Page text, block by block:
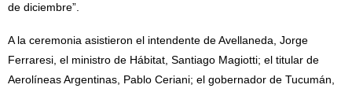
de diciembre”.
A la ceremonia asistieron el intendente de Avellaneda, Jorge
Ferraresi, el ministro de Hábitat, Santiago Magiotti; el titular de
Aerolíneas Argentinas, Pablo Ceriani; el gobernador de Tucumán,